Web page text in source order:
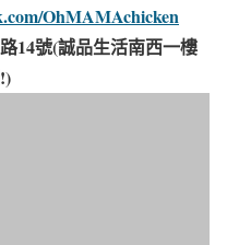
OhMAMAchicken
14號(誠品生活南西一樓